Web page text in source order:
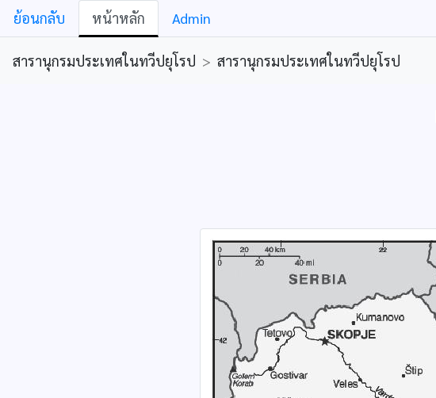
ย้อนกลับ หน้าหลัก Admin
สารานุกรมประเทศในทวีปยุโรป > สารานุกรมประเทศในทวีปยุโรป